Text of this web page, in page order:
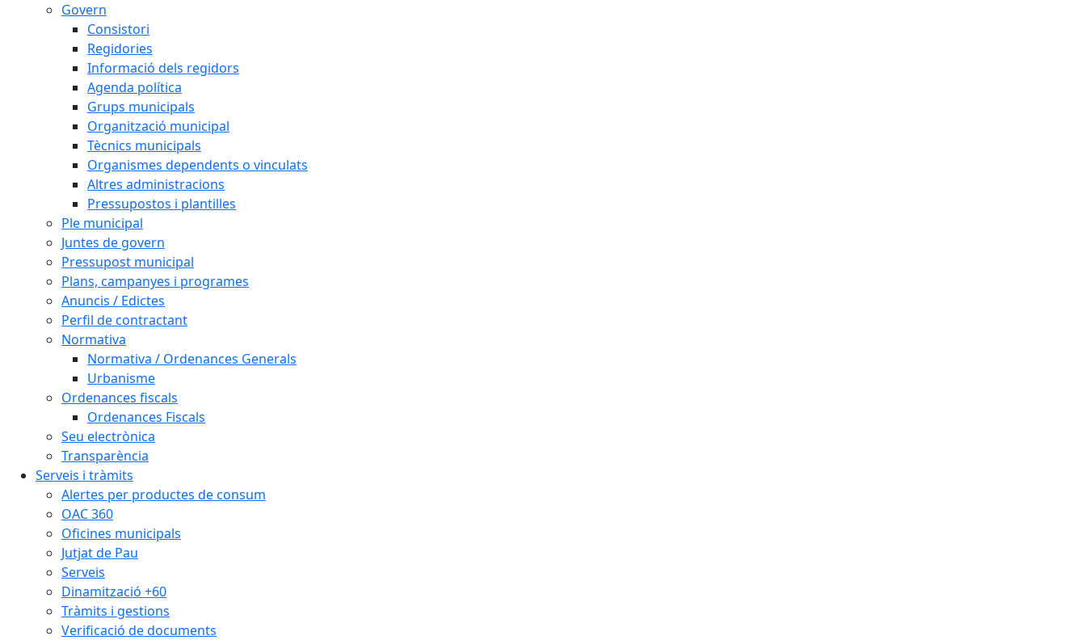
Govern
Consistori
Regidories
Informació dels regidors
Agenda política
Grups municipals
Organització municipal
Tècnics municipals
Organismes dependents o vinculats
Altres administracions
Pressupostos i plantilles
Ple municipal
Juntes de govern
Pressupost municipal
Plans, campanyes i programes
Anuncis / Edictes
Perfil de contractant
Normativa
Normativa / Ordenances Generals
Urbanisme
Ordenances fiscals
Ordenances Fiscals
Seu electrònica
Transparència
Serveis i tràmits
Alertes per productes de consum
OAC 360
Oficines municipals
Jutjat de Pau
Serveis
Dinamització +60
Tràmits i gestions
Verificació de documents